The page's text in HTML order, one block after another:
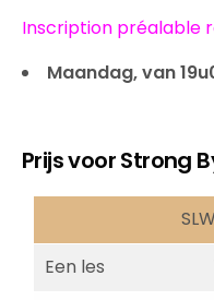
Inscription préalable
Maandag, van
Prijs voor Strong
Een les